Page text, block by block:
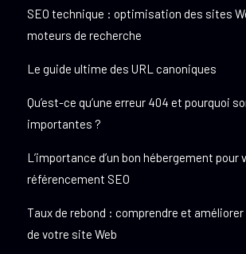
SEO technique : optimisation des sites
moteurs de recherche
Le guide ultime des URL canoniques
Qu’est-ce qu’une erreur 404 et pourquoi
importantes ?
L’importance d’un bon hébergement pour
référencement SEO
Taux de rebond : comprendre et améliorer
de votre site Web